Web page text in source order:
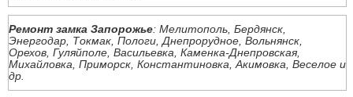
Ремонт замка Запорожье: Мелитополь, Бердянск,
Энергодар, Токмак, Пологи, Днепрорудное, Вольнянск,
Орехов, Гуляйполе, Васильевка, Каменка-Днепровская,
Михайловка, Приморск, Константиновка, Акимовка, Веселое и
др.